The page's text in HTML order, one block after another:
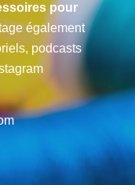
pour
également
podcasts